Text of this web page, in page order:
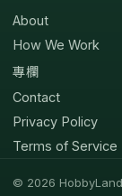
About
How We Work
專欄
Contact
Privacy Policy
Terms of Service
© 2026